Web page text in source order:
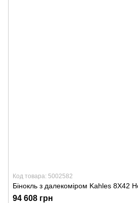
Код товара: 5002582
Бінокль з далекоміром Kahles 8Х42
94 608 грн